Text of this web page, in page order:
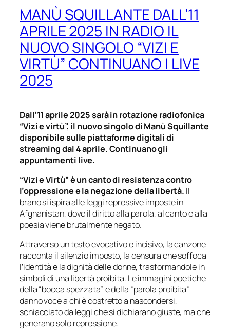
MANÙ SQUILLANTE DALL’11
APRILE 2025 IN RADIO IL
NUOVO SINGOLO “VIZI E
VIRTÙ” CONTINUANO I LIVE
2025
Dall’11 aprile 2025 sarà in rotazione radiofonica
“Vizi e virtù”, il nuovo singolo di Manù Squillante
disponibile sulle piattaforme digitali di
streaming dal 4 aprile. Continuano gli
appuntamenti live.
“Vizi e Virtù” è un canto di resistenza contro
l’oppressione e la negazione della libertà. Il
brano si ispira alle leggi repressive imposte in
Afghanistan, dove il diritto alla parola, al canto e alla
poesia viene brutalmente negato.
Attraverso un testo evocativo e incisivo, la canzone
racconta il silenzio imposto, la censura che soffoca
l’identità e la dignità delle donne, trasformandole in
simboli di una libertà proibita. Le immagini poetiche
della “bocca spezzata” e della “parola proibita”
danno voce a chi è costretto a nascondersi,
schiacciato da leggi che si dichiarano giuste, ma che
generano solo repressione.